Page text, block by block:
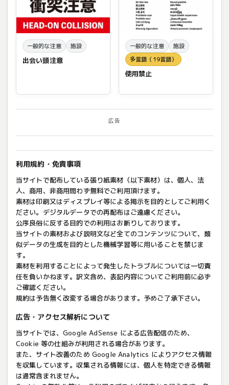
一般的な注意 施設
出会い頭注意
一般的な注意
施設
多言語（19言語）
使用禁止
広告
利用規約・免責事項
当サイトで配布している張り紙素材（以下素材）は、個人、法
人、商用、非商用問わず無料でご利用頂けます。
素材は印刷又はディスプレイ等による掲示を目的としてご利用く
ださい。デジタルデータでの再配布はご遠慮ください。
公序良俗に反する目的での利用はお断りしております。
当サイトの素材および説明文など全てのコンテンツについて、類
似データの生成を目的とした機械学習等に用いることを禁じま
す。
素材を利用することによって発生したトラブルについては一切責
任を負いかねます。訳文含め、表記内容についてご利用前に必ず
ご確認ください。
規約は予告無く改変する場合があります。予めご了承下さい。
広告・アクセス解析について
当サイトでは、Google AdSense による広告配信のため、
Cookie 等の仕組みが利用される場合があります。
また、サイト改善のため Google Analytics によりアクセス情報
を収集しています。収集される情報には、個人を特定できる情報
は通常含まれません。